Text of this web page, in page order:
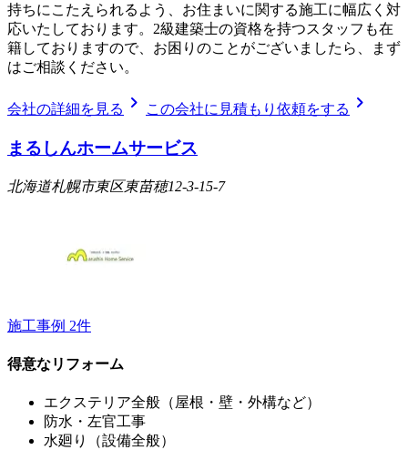
持ちにこたえられるよう、お住まいに関する施工に幅広く対
応いたしております。2級建築士の資格を持つスタッフも在
籍しておりますので、お困りのことがございましたら、まず
はご相談ください。
会社の詳細を見る chevron_right この会社に見積もり依頼をする chevron_right
まるしんホームサービス
北海道札幌市東区東苗穂12-3-15-7
施工事例 2件
得意なリフォーム
エクステリア全般（屋根・壁・外構など）
防水・左官工事
水廻り（設備全般）